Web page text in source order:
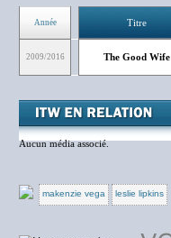
Année Titre
2009/2016 The Good Wife
Aucun média associé.
makenzie vega leslie lipkins